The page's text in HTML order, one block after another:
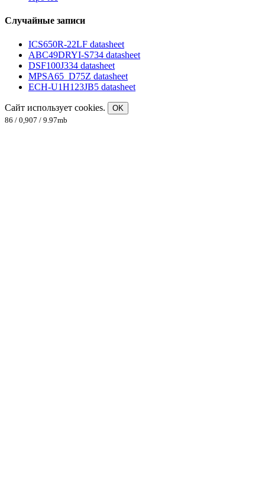
Случайные записи
ICS650R-22LF datasheet
ABC49DRYI-S734 datasheet
DSF100J334 datasheet
MPSA65_D75Z datasheet
ECH-U1H123JB5 datasheet
Сайт использует cookies.
OK
86 / 0,907 / 9.97mb